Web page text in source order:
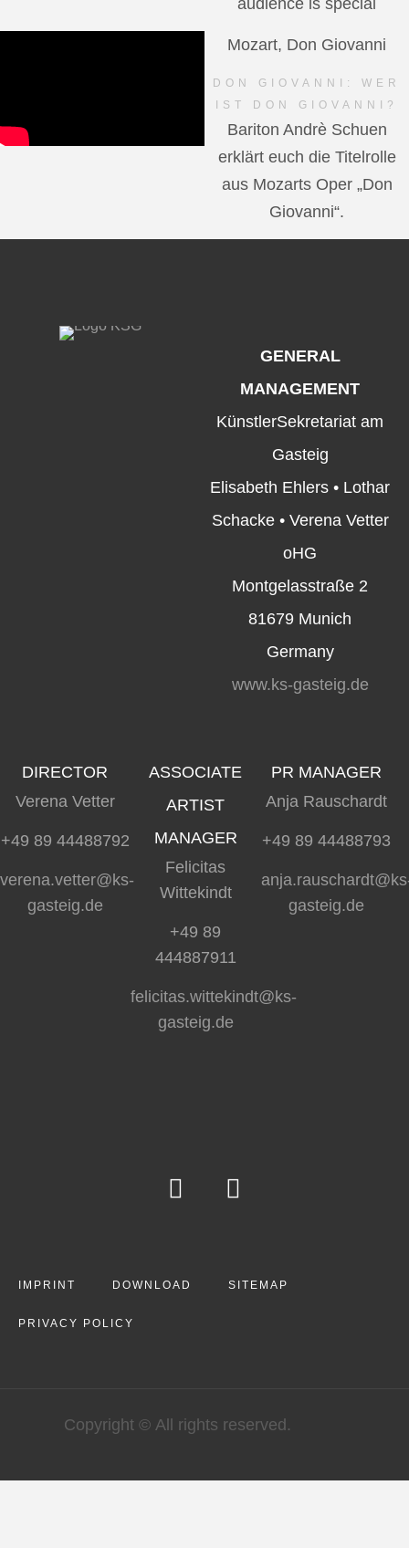
Mozart, Don Giovanni
DON GIOVANNI: WER
IST DON GIOVANNI?
Bariton Andrè Schuen
erklärt euch die Titelrolle
aus Mozarts Oper „Don
Giovanni“.
GENERAL
MANAGEMENT
KünstlerSekretariat am
Gasteig
Elisabeth Ehlers • Lothar
Schacke • Verena Vetter
oHG
Montgelasstraße 2
81679 Munich
Germany
www.ks-gasteig.de
DIRECTOR
Verena Vetter
+49 89 44488792
verena.vetter@ks-
gasteig.de
ASSOCIATE
ARTIST
MANAGER
Felicitas
Wittekindt
+49 89
444887911
felicitas.wittekindt@ks-
gasteig.de
PR MANAGER
Anja Rauschardt
+49 89 44488793
gasteig.de
IMPRINT DOWNLOAD SITEMAP
PRIVACY POLICY
Copyright © All rights reserved.